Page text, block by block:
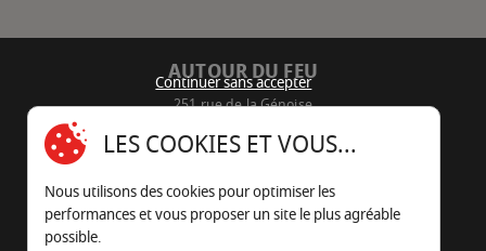
AUTOUR DU FEU
251 rue de la Génoise
05 45 22 98 09
Nous envoyer un e-mail
Continuer sans accepter
LES COOKIES ET VOUS...
Nous utilisons des cookies pour optimiser les
performances et vous proposer un site le plus agréable
possible.